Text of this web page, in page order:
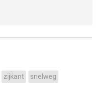
zijkant snelweg